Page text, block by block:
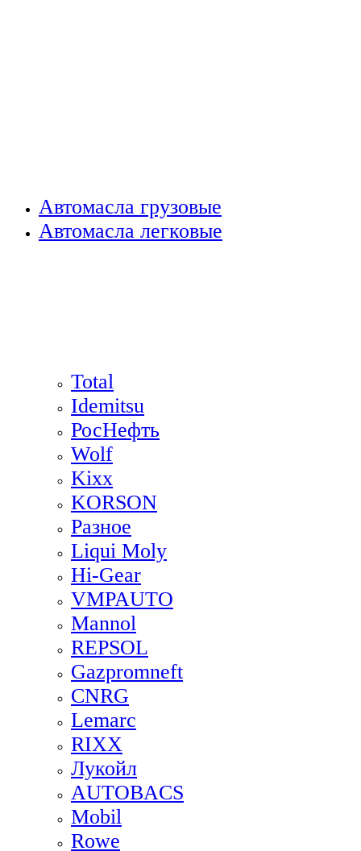
Автомасла грузовые
Автомасла легковые
Total
Idemitsu
РосНефть
Wolf
Kixx
KORSON
Разное
Liqui Moly
Hi-Gear
VMPAUTO
Mannol
REPSOL
Gazpromneft
CNRG
Lemarc
RIXX
Лукойл
AUTOBACS
Mobil
Rowe